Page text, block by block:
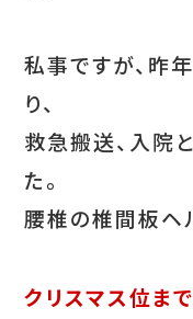
私事ですが、昨
り、
救急搬送、入院
た。
腰椎の椎間板ヘ
クリスマス位ま